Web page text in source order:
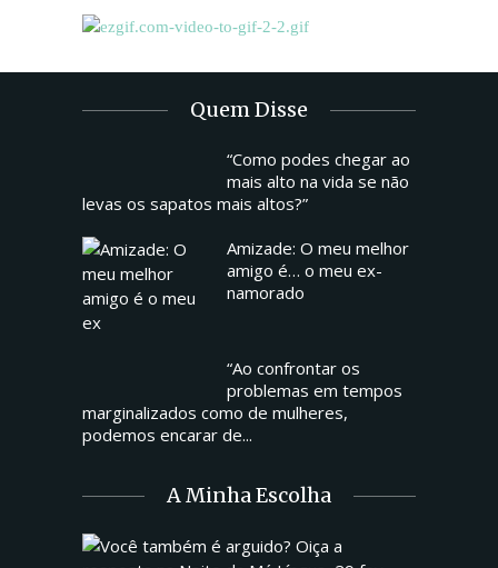
Quem Disse
“Como podes chegar ao
mais alto na vida se não
levas os sapatos mais altos?”
Amizade: O meu melhor
amigo é… o meu ex-
namorado
“Ao confrontar os
problemas em tempos
marginalizados como de mulheres,
podemos encarar de...
A Minha Escolha